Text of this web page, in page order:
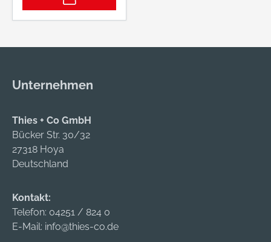
Unternehmen
Thies + Co GmbH
Bücker Str. 30/32
27318 Hoya
Deutschland
Kontakt:
Telefon: 04251 / 824 0
E-Mail: info@thies-co.de